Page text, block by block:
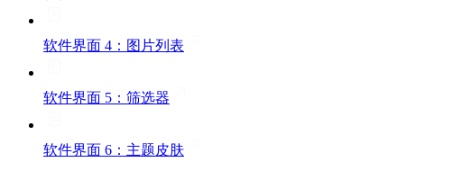
软件界面 4：图片列表
软件界面 5：筛选器
软件界面 6：主题皮肤